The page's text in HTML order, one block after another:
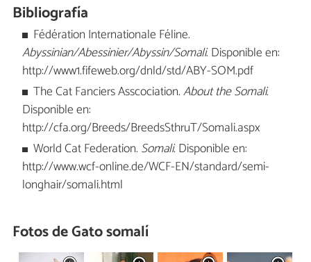
Bibliografía
Fédération Internationale Féline.
Abyssinian/Abessinier/Abyssin/Somali. Disponible en:
http://www1.fifeweb.org/dnld/std/ABY-SOM.pdf
The Cat Fanciers Asscociation.About the Somali.
Disponible en:
http://cfa.org/Breeds/BreedsSthruT/Somali.aspx
World Cat Federation. Somali. Disponible en:
http://www.wcf-online.de/WCF-EN/standard/semi-
longhair/somali.html
Fotos de Gato somalí